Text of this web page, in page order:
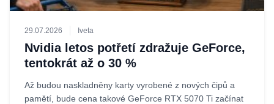
29.07.2026 Iveta
Nvidia letos potřetí zdražuje GeForce,
tentokrát až o 30 %
Až budou naskladněny karty vyrobené z nových čipů a
pamětí, bude cena takové GeForce RTX 5070 Ti začínat